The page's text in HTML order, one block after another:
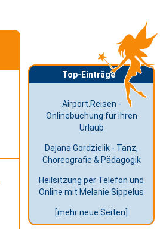
Top-Einträge
Airport.Reisen -
Onlinebuchung für ihren
Urlaub
Dajana Gordzielik - Tanz,
Choreografie & Pädagogik
Heilsitzung per Telefon und
Online mit Melanie Sippelus
[mehr neue Seiten]